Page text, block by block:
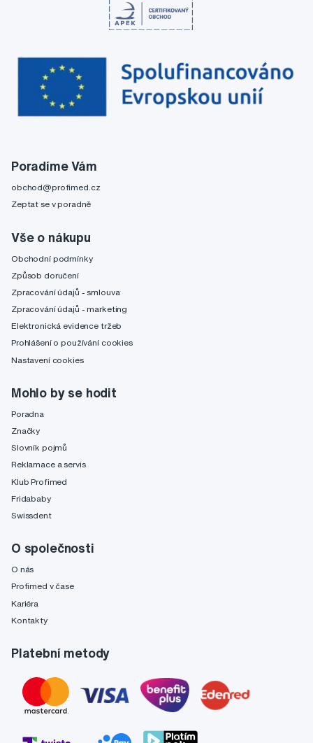
Poradíme Vám
obchod@profimed.cz
Zeptat se v poradně
Vše o nákupu
Obchodní podmínky
Způsob doručení
Zpracování údajů - smlouva
Zpracování údajů - marketing
Elektronická evidence tržeb
Prohlášení o používání cookies
Nastavení cookies
Mohlo by se hodit
Poradna
Značky
Slovník pojmů
Reklamace a servis
Klub Profimed
Fridababy
Swissdent
O společnosti
O nás
Profimed v čase
Kariéra
Kontakty
Platební metody